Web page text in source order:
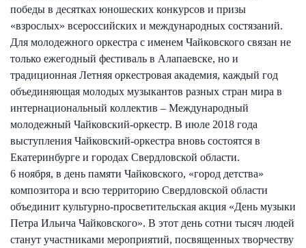
победы в десятках юношеских конкурсов и призы
«взрослых» всероссийских и международных состязаний.
Для молодежного оркестра с именем Чайковского связан не
только ежегодный фестиваль в Алапаевске, но и
традиционная Летняя оркестровая академия, каждый год
объединяющая молодых музыкантов разных стран мира в
интернациональный коллектив – Международный
молодежный Чайковский-оркестр. В июле 2018 года
выступления Чайковский-оркестра вновь состоятся в
Екатеринбурге и городах Свердловской области.
6 ноября, в день памяти Чайковского, «город детства»
композитора и всю территорию Свердловской области
объединит культурно-просветительская акция «День музыки
Петра Ильича Чайковского». В этот день сотни тысяч людей
станут участниками мероприятий, посвященных творчеству